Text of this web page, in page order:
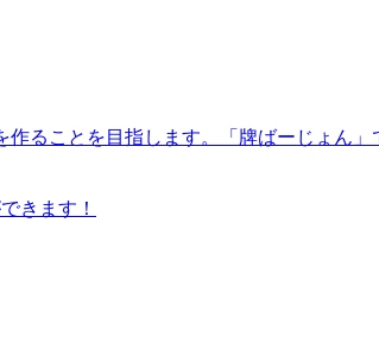
ることを目指します。「牌ばーじょん
きます！